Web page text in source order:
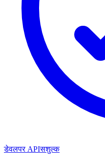
डेवलपर APIसशुल्क